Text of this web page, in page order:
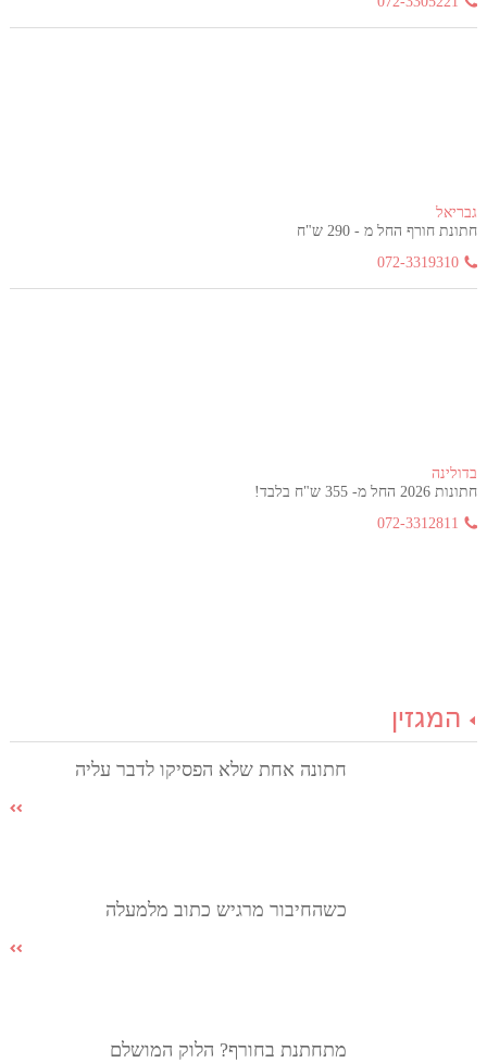
גבריאל
חתונת חורף החל מ - 290 ש"ח
072-3319310
בדולינה
חתונות 2026 החל מ- 355 ש"ח בלבד!
072-3312811
המגזין
חתונה אחת שלא הפסיקו לדבר עליה
כשהחיבור מרגיש כתוב מלמעלה
מתחתנת בחורף? הלוק המושלם